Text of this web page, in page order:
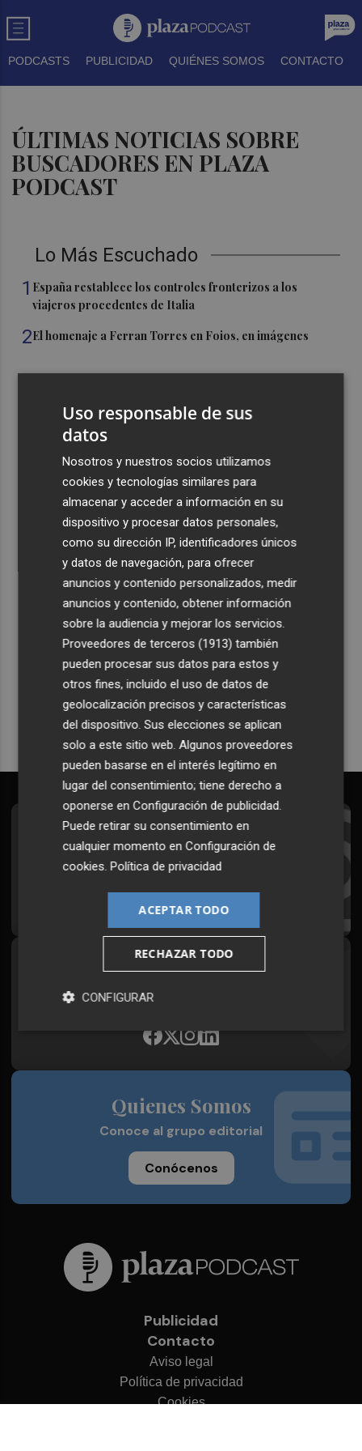
PODCASTS PUBLICIDAD QUIÉNES SOMOS CONTACTO
ÚLTIMAS NOTICIAS SOBRE
BUSCADORES EN PLAZA
PODCAST
Lo Más Escuchado
1 España restablece los controles fronterizos a los
viajeros procedentes de Italia
2El homenaje a Ferran Torres en Foios, en imágenes
Foios se vuelca con Ferran Torres
Las '200 vidas' que llevaron a Paco Rabal de Águilas a la
cima del cine: un documental recupera la voz y la mirada
del actor
Recibe toda la actualidad de
Plaza Podcast en tu correo
Quiero suscribirme
Suscríbete al Boletín
Todos los días a primera hora en tu email
Síguenos en redes
Plaza Podcast, desde cualquier medio
Quienes Somos
Conoce al grupo editorial
Conócenos
Publicidad
Contacto
Aviso legal
Política de privacidad
Cookies
Uso responsable de sus
datos
Nosotros y nuestros socios utilizamos
cookies y tecnologías similares para
almacenar y acceder a información en su
dispositivo y procesar datos personales,
como su dirección IP, identificadores únicos
y datos de navegación, para ofrecer
anuncios y contenido personalizados, medir
anuncios y contenido, obtener información
sobre la audiencia y mejorar los servicios.
Proveedores de terceros (1913) también
pueden procesar sus datos para estos y
otros fines, incluido el uso de datos de
geolocalización precisos y características
del dispositivo. Sus elecciones se aplican
solo a este sitio web. Algunos proveedores
pueden basarse en el interés legítimo en
lugar del consentimiento; tiene derecho a
oponerse enConfiguración de publicidad.
Puede retirar su consentimiento en
cualquier momento enConfiguración de
cookies.Política de privacidad
ACEPTAR TODO
RECHAZAR TODO
CONFIGURAR